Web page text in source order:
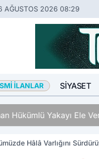
AĞUSTOS 2026 08:29
İLANLAR SIYASET
Hükümlü Yakayı Ele
Hâlâ Varlığını